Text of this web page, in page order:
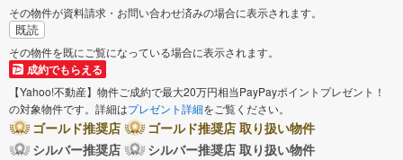
その物件が資料請求・お問い合わせ済みの場合に表示されます。
既読
その物件を既にご覧になっている場合に表示されます。
成約でもらえる
【Yahoo!不動産】物件ご成約で最大20万円相当PayPayポイントプレゼント！
の対象物件です。詳細はプレゼント詳細をご覧ください。
ゴールド推奨店
ゴールド推奨店 取り扱い物件
シルバー推奨店
シルバー推奨店 取り扱い物件